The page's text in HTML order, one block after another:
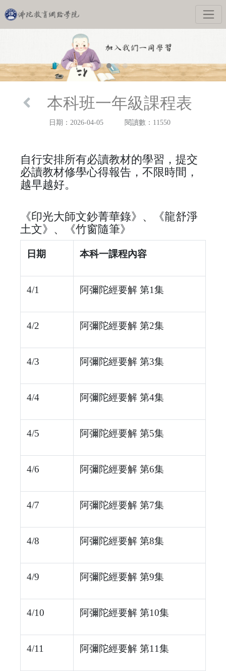
本科班一年級課程表
日期：2026-04-05 閱讀數：11550
自行安排所有必讀教材的學習，提交
必讀教材修學心得報告，不限時間，
越早越好。
《印光大師文鈔菁華錄》、《龍舒淨
土文》、《竹窗隨筆》
日期 本科一課程內容
4/1 阿彌陀經要解 第1集
4/2 阿彌陀經要解 第2集
4/3 阿彌陀經要解 第3集
4/4 阿彌陀經要解 第4集
4/5 阿彌陀經要解 第5集
4/6 阿彌陀經要解 第6集
4/7 阿彌陀經要解 第7集
4/8 阿彌陀經要解 第8集
4/9 阿彌陀經要解 第9集
4/10 阿彌陀經要解 第10集
4/11 阿彌陀經要解 第11集